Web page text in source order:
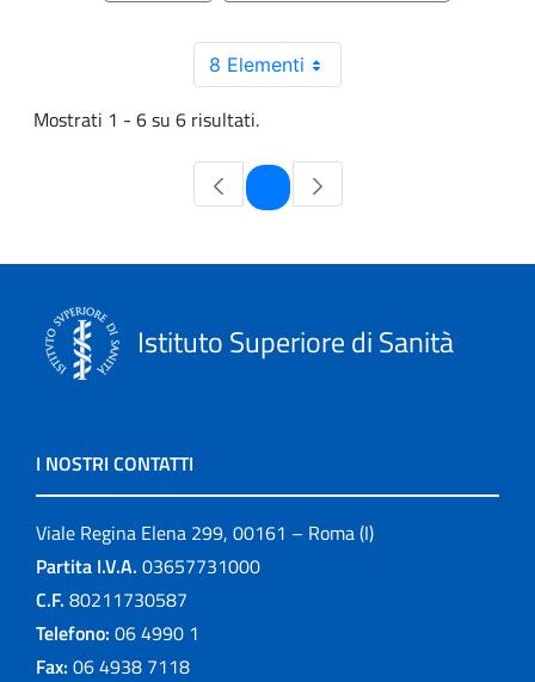
8 Elementi
Mostrati 1 - 6 su 6 risultati.
Pagina
Istituto Superiore di Sanità
I NOSTRI CONTATTI
Viale Regina Elena 299, 00161 – Roma (I)
Partita I.V.A. 03657731000
C.F. 80211730587
Telefono: 06 4990 1
Fax: 06 4938 7118